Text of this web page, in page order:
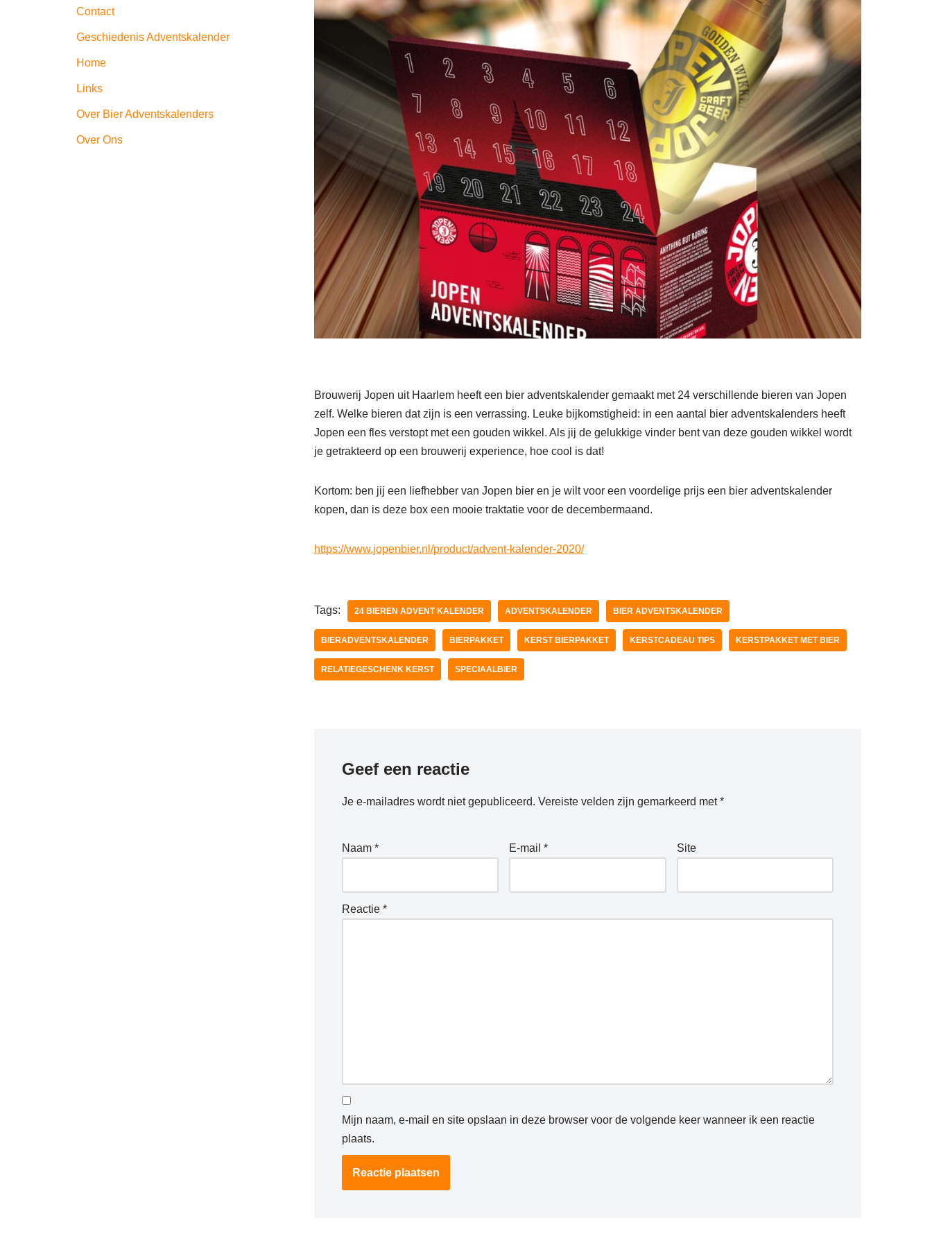
Contact
Geschiedenis Adventskalender
Home
Links
Over Bier Adventskalenders
Over Ons
Brouwerij Jopen uit Haarlem heeft een bier adventskalender gemaakt met 24 verschillende bieren van Jopen
zelf. Welke bieren dat zijn is een verrassing. Leuke bijkomstigheid: in een aantal bier adventskalenders heeft
Jopen een fles verstopt met een gouden wikkel. Als jij de gelukkige vinder bent van deze gouden wikkel wordt
je getrakteerd op een brouwerij experience, hoe cool is dat!
Kortom: ben jij een liefhebber van Jopen bier en je wilt voor een voordelige prijs een bier adventskalender
kopen, dan is deze box een mooie traktatie voor de decembermaand.
https://www.jopenbier.nl/product/advent-kalender-2020/
Tags: 24 BIEREN ADVENT KALENDER ADVENTSKALENDER BIER ADVENTSKALENDER
BIERADVENTSKALENDER BIERPAKKET KERST BIERPAKKET KERSTCADEAU TIPS KERSTPAKKET MET BIER
RELATIEGESCHENK KERST SPECIAALBIER
Geef een reactie
Je e-mailadres wordt niet gepubliceerd. Vereiste velden zijn gemarkeerd met*
Naam * E-mail* Site
Reactie *
Mijn naam, e-mail en site opslaan in deze browser voor de volgende keer wanneer ik een reactie
plaats.